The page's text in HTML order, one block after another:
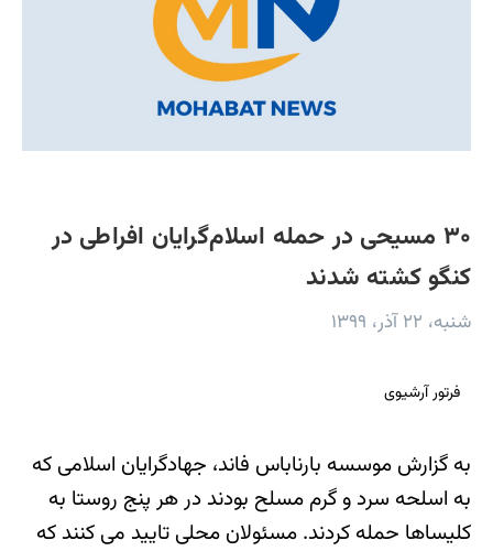
۳۰ مسیحی در حمله اسلام‌گرایان افراطی در
کنگو کشته شدند
شنبه، ۲۲ آذر، ۱۳۹۹
فرتور آرشیوی
به گزارش موسسه بارناباس فاند، جهادگرایان اسلامی که
به اسلحه سرد و گرم مسلح بودند در هر پنج روستا به
کلیساها حمله کردند. مسئولان محلی تایید می کنند که